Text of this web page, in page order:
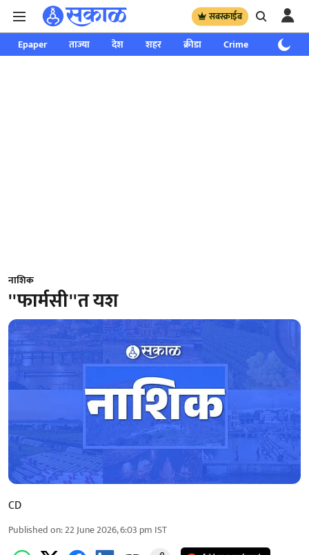
सबस्क्राईब
Epaper ताज्या देश शहर क्रीडा Crime साप्ताहिक
नाशिक
''फार्मसी''त यश
CD
Published on:22 June 2026, 6:03 pm IST